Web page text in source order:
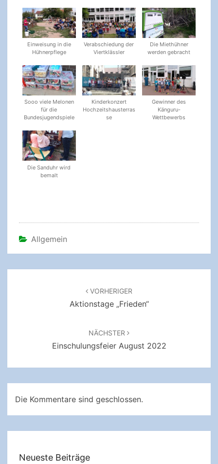
Einweisung in die
Hühnerpflege
Verabschiedung der
Viertklässler
Die Miethühner
werden gebracht
Sooo viele Melonen
für die
Bundesjugendspiele
Kinderkonzert
Hochzeitshausterras
se
Gewinner des
Känguru-
Wettbewerbs
Die Sanduhr wird
bemalt
Allgemein
VORHERIGER
Aktionstage „Frieden“
NÄCHSTER
Einschulungsfeier August 2022
Die Kommentare sind geschlossen.
Neueste Beiträge